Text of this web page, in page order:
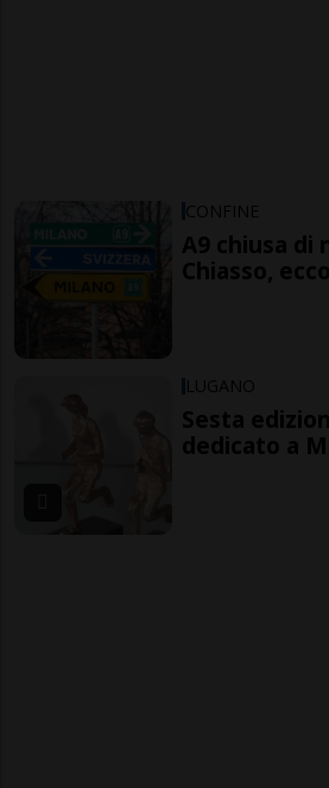
CONFINE
A9 chiusa di
Chiasso,
LUGANO
Sesta
dedicato a